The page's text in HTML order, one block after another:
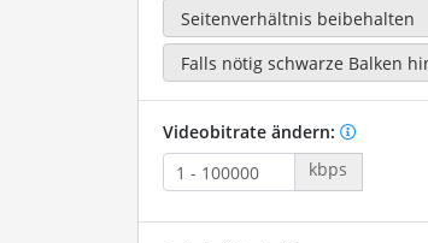
Videobitrate ändern:
kbps